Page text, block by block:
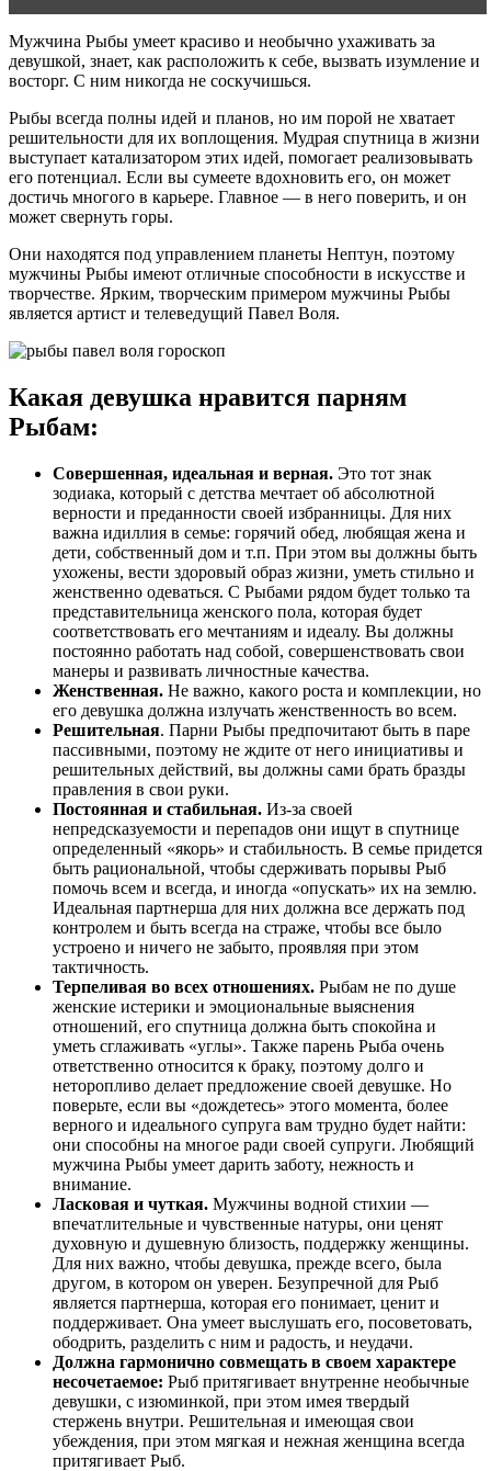
Мужчина Рыбы умеет красиво и необычно ухаживать за
девушкой, знает, как расположить к себе, вызвать изумление и
восторг. С ним никогда не соскучишься.
Рыбы всегда полны идей и планов, но им порой не хватает
решительности для их воплощения. Мудрая спутница в жизни
выступает катализатором этих идей, помогает реализовывать
его потенциал. Если вы сумеете вдохновить его, он может
достичь многого в карьере. Главное — в него поверить, и он
может свернуть горы.
Они находятся под управлением планеты Нептун, поэтому
мужчины Рыбы имеют отличные способности в искусстве и
творчестве. Ярким, творческим примером мужчины Рыбы
является артист и телеведущий Павел Воля.
Какая девушка нравится парням
Рыбам:
Совершенная, идеальная и верная. Это тот знак
зодиака, который с детства мечтает об абсолютной
верности и преданности своей избранницы. Для них
важна идиллия в семье: горячий обед, любящая жена и
дети, собственный дом и т.п. При этом вы должны быть
ухожены, вести здоровый образ жизни, уметь стильно и
женственно одеваться. С Рыбами рядом будет только та
представительница женского пола, которая будет
соответствовать его мечтаниям и идеалу. Вы должны
постоянно работать над собой, совершенствовать свои
манеры и развивать личностные качества.
Женственная. Не важно, какого роста и комплекции, но
его девушка должна излучать женственность во всем.
Решительная. Парни Рыбы предпочитают быть в паре
пассивными, поэтому не ждите от него инициативы и
решительных действий, вы должны сами брать бразды
правления в свои руки.
Постоянная и стабильная. Из-за своей
непредсказуемости и перепадов они ищут в спутнице
определенный «якорь» и стабильность. В семье придется
быть рациональной, чтобы сдерживать порывы Рыб
помочь всем и всегда, и иногда «опускать» их на землю.
Идеальная партнерша для них должна все держать под
контролем и быть всегда на страже, чтобы все было
устроено и ничего не забыто, проявляя при этом
тактичность.
Терпеливая во всех отношениях. Рыбам не по душе
женские истерики и эмоциональные выяснения
отношений, его спутница должна быть спокойна и
уметь сглаживать «углы». Также парень Рыба очень
ответственно относится к браку, поэтому долго и
неторопливо делает предложение своей девушке. Но
поверьте, если вы «дождетесь» этого момента, более
верного и идеального супруга вам трудно будет найти:
они способны на многое ради своей супруги. Любящий
мужчина Рыбы умеет дарить заботу, нежность и
внимание.
Ласковая и чуткая. Мужчины водной стихии —
впечатлительные и чувственные натуры, они ценят
духовную и душевную близость, поддержку женщины.
Для них важно, чтобы девушка, прежде всего, была
другом, в котором он уверен. Безупречной для Рыб
является партнерша, которая его понимает, ценит и
поддерживает. Она умеет выслушать его, посоветовать,
ободрить, разделить с ним и радость, и неудачи.
Должна гармонично совмещать в своем характере
несочетаемое: Рыб притягивает внутренне необычные
девушки, с изюминкой, при этом имея твердый
стержень внутри. Решительная и имеющая свои
убеждения, при этом мягкая и нежная женщина всегда
притягивает Рыб.